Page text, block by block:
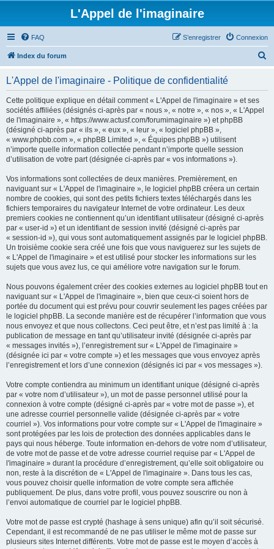
L'Appel de l'imaginaire
FAQ Connexion
S’enregistrer
Index du forum
L'Appel de l'imaginaire - Politique de confidentialité
Cette politique explique en détail comment « L'Appel de l'imaginaire » et ses
sociétés affiliées (désignés ci-après par « nous », « notre », « nos », « L'Appel
de l'imaginaire », « https://www.actusf.com/forumimaginaire ») et phpBB
(désigné ci-après par « ils », « eux », « leur », « logiciel phpBB »,
« www.phpbb.com », « phpBB Limited », « Équipes phpBB ») utilisent
n’importe quelle information collectée pendant n’importe quelle session
d’utilisation de votre part (désignée ci-après par « vos informations »).
Vos informations sont collectées de deux manières. Premièrement, en
naviguant sur « L'Appel de l'imaginaire », le logiciel phpBB créera un certain
nombre de cookies, qui sont des petits fichiers textes téléchargés dans les
fichiers temporaires du navigateur Internet de votre ordinateur. Les deux
premiers cookies ne contiennent qu’un identifiant utilisateur (désigné ci-après
par « user-id ») et un identifiant de session invité (désigné ci-après par
« session-id »), qui vous sont automatiquement assignés par le logiciel phpBB.
Un troisième cookie sera créé une fois que vous naviguerez sur les sujets de
« L'Appel de l'imaginaire » et est utilisé pour stocker les informations sur les
sujets que vous avez lus, ce qui améliore votre navigation sur le forum.
Nous pouvons également créer des cookies externes au logiciel phpBB tout en
naviguant sur « L'Appel de l'imaginaire », bien que ceux-ci soient hors de
portée du document qui est prévu pour couvrir seulement les pages créées par
le logiciel phpBB. La seconde manière est de récupérer l’information que vous
nous envoyez et que nous collectons. Ceci peut être, et n’est pas limité à : la
publication de message en tant qu’utilisateur invité (désignée ci-après par
« messages invités »), l’enregistrement sur « L'Appel de l'imaginaire »
(désignée ici par « votre compte ») et les messages que vous envoyez après
l’enregistrement et lors d’une connexion (désignés ici par « vos messages »).
Votre compte contiendra au minimum un identifiant unique (désigné ci-après
par « votre nom d’utilisateur »), un mot de passe personnel utilisé pour la
connexion à votre compte (désigné ci-après par « votre mot de passe »), et
une adresse courriel personnelle valide (désignée ci-après par « votre
courriel »). Vos informations pour votre compte sur « L'Appel de l'imaginaire »
sont protégées par les lois de protection des données applicables dans le
pays qui nous héberge. Toute information en-dehors de votre nom d’utilisateur,
de votre mot de passe et de votre adresse courriel requise par « L'Appel de
l'imaginaire » durant la procédure d’enregistrement, qu’elle soit obligatoire ou
non, reste à la discrétion de « L'Appel de l'imaginaire ». Dans tous les cas,
vous pouvez choisir quelle information de votre compte sera affichée
publiquement. De plus, dans votre profil, vous pouvez souscrire ou non à
l’envoi automatique de courriel par le logiciel phpBB.
Votre mot de passe est crypté (hashage à sens unique) afin qu’il soit sécurisé.
Cependant, il est recommandé de ne pas utiliser le même mot de passe sur
plusieurs sites Internet différents. Votre mot de passe est le moyen d’accès à